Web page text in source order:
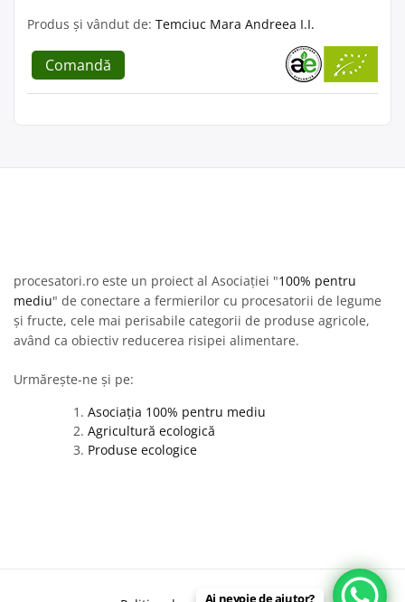
Produs și vândut de: Temciuc Mara Andreea I.I.
Comandă
procesatori.ro este un proiect al Asociației "100% pentru
mediu" de conectare a fermierilor cu procesatorii de legume
și fructe, cele mai perisabile categorii de produse agricole,
având ca obiectiv reducerea risipei alimentare.
Urmărește-ne și pe:
Asociația 100% pentru mediu
Agricultură ecologică
Produse ecologice
Ai nevoie de ajutor?